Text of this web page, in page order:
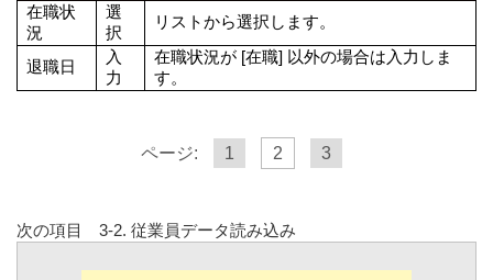
在職状
況
選
択
リストから選択します。
退職日
入
力
在職状況が [在職] 以外の場合は入力しま
す。
ページ: 1 2 3
次の項目 3-2. 従業員データ読み込み